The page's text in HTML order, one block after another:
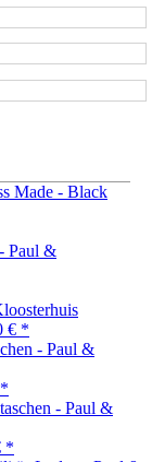
€ *
*
*